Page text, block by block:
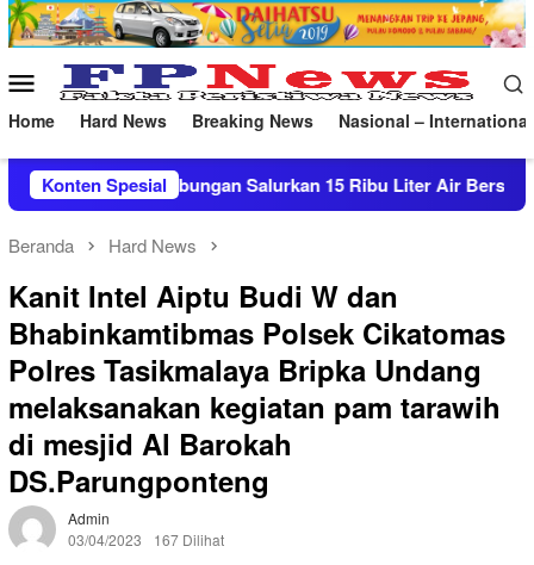
Loncat
ke
Menu
Mobile
Home Hard News Breaking News Nasional – International
Konten Spesial
15 Ribu Liter Air Bersih ke Pasekan Patroli
Beranda Hard News
Kanit Intel Aiptu Budi W dan
Bhabinkamtibmas Polsek Cikatomas
Polres Tasikmalaya Bripka Undang
melaksanakan kegiatan pam tarawih
di mesjid Al Barokah
DS.Parungponteng
Admin
03/04/2023
167 Dilihat